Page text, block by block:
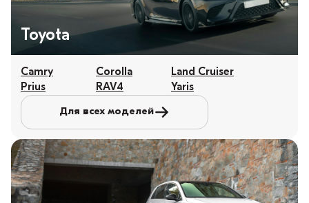
Toyota
Camry Corolla
Land Cruiser
Prius
RAV4 Yaris
Для всех моделей